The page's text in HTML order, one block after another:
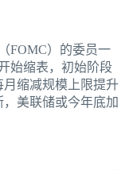
FOMC）的委员一
始缩表，初始阶段
月缩减规模上限提升
美联储或今年底加